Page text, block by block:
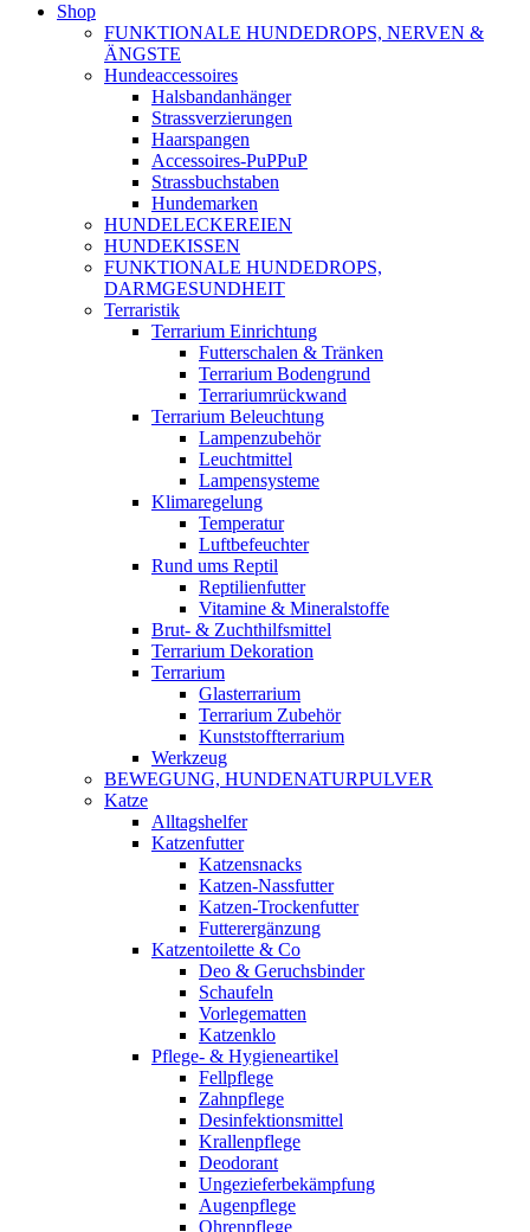
Shop
FUNKTIONALE HUNDEDROPS, NERVEN &
ÄNGSTE
Hundeaccessoires
Halsbandanhänger
Strassverzierungen
Haarspangen
Accessoires-PuPPuP
Strassbuchstaben
Hundemarken
HUNDELECKEREIEN
HUNDEKISSEN
FUNKTIONALE HUNDEDROPS,
DARMGESUNDHEIT
Terraristik
Terrarium Einrichtung
Futterschalen & Tränken
Terrarium Bodengrund
Terrariumrückwand
Terrarium Beleuchtung
Lampenzubehör
Leuchtmittel
Lampensysteme
Klimaregelung
Temperatur
Luftbefeuchter
Rund ums Reptil
Reptilienfutter
Vitamine & Mineralstoffe
Brut- & Zuchthilfsmittel
Terrarium Dekoration
Terrarium
Glasterrarium
Terrarium Zubehör
Kunststoffterrarium
Werkzeug
BEWEGUNG, HUNDENATURPULVER
Katze
Alltagshelfer
Katzenfutter
Katzensnacks
Katzen-Nassfutter
Katzen-Trockenfutter
Futterergänzung
Katzentoilette & Co
Deo & Geruchsbinder
Schaufeln
Vorlegematten
Katzenklo
Pflege- & Hygieneartikel
Fellpflege
Zahnpflege
Desinfektionsmittel
Krallenpflege
Deodorant
Ungezieferbekämpfung
Augenpflege
Ohrenpflege